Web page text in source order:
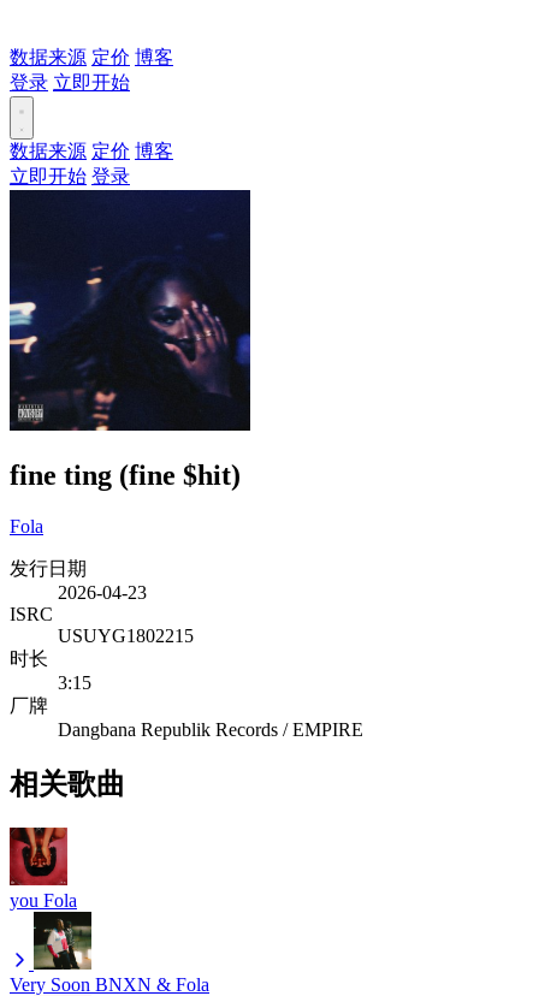
数据来源 定价 博客
登录 立即开始
数据来源 定价 博客
立即开始 登录
fine ting (fine $hit)
Fola
发行日期
2026-04-23
ISRC
USUYG1802215
时长
3:15
厂牌
Dangbana Republik Records / EMPIRE
相关歌曲
you Fola
Very Soon BNXN & Fola